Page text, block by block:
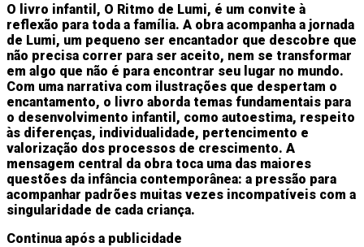
O livro infantil, O Ritmo de Lumi, é um convite à
reflexão para toda a família. A obra acompanha a jornada
de Lumi, um pequeno ser encantador que descobre que
não precisa correr para ser aceito, nem se transformar
em algo que não é para encontrar seu lugar no mundo.
Com uma narrativa com ilustrações que despertam o
encantamento, o livro aborda temas fundamentais para
o desenvolvimento infantil, como autoestima, respeito
às diferenças, individualidade, pertencimento e
valorização dos processos de crescimento. A
mensagem central da obra toca uma das maiores
questões da infância contemporânea: a pressão para
acompanhar padrões muitas vezes incompatíveis com a
singularidade de cada criança.
Continua após a publicidade